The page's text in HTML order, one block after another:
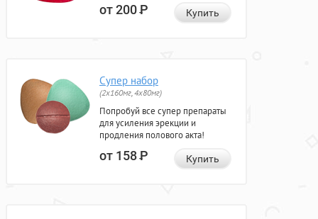
от 200Р Купить
Супер набор
(2х160мг, 4х80мг)
Попробуй все супер препараты
для усиления эрекции и
продления полового акта!
от 158Р Купить